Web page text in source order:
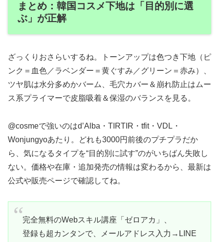
まとめ：韓国コスメ下地は「目的別に選
ぶ」が正解
ざっくりおさらいするね。トーンアップは色つき下地（ピ
ンク＝血色／ラベンダー＝黄ぐすみ／グリーン＝赤み）、
ツヤ肌は水分多めかバーム、毛穴カバー＆崩れ防止はムー
ス系プライマーで皮脂吸着＆保湿のバランスを見る。
@cosmeで強いのはd’Alba・TIRTIR・tfit・VDL・
Wonjungyoあたり。どれも3000円前後のプチプラだか
ら、気になるタイプを“目的別に試す”のがいちばん失敗し
ない。価格や在庫・追加発売の情報は変わるから、最新は
公式や販売ページで確認してね。
完全無料のWebスキル講座「ゼロアカ」、
登録も超カンタンで、メールアドレス入力→LINE